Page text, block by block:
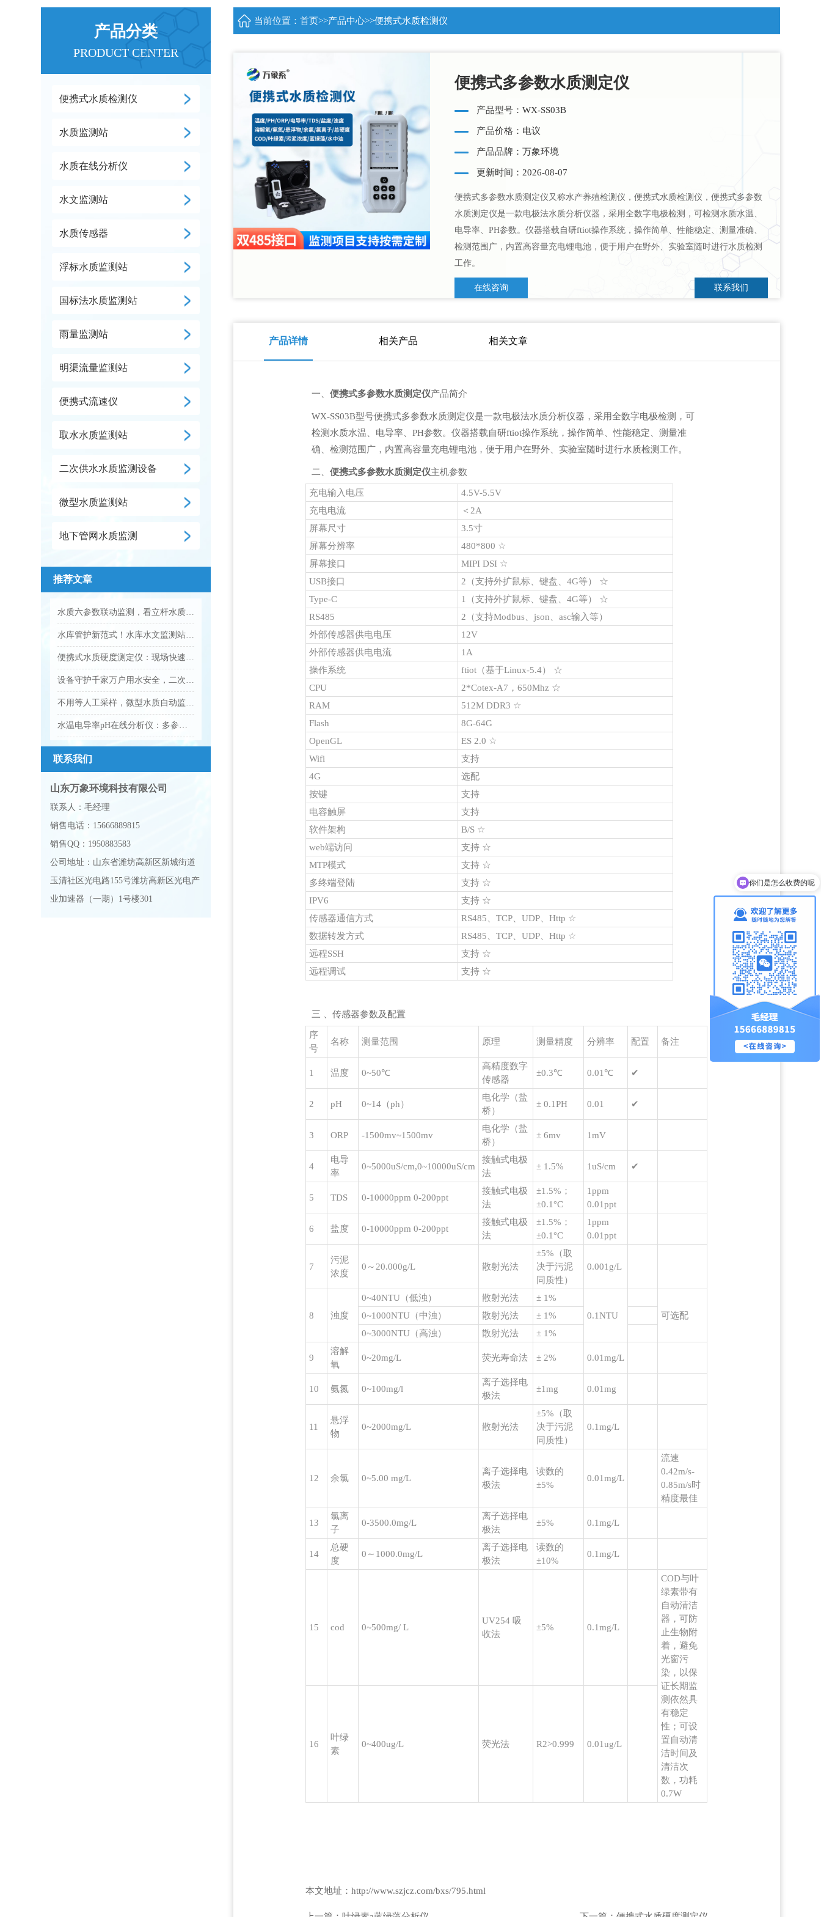
产品分类
PRODUCT CENTER
便携式水质检测仪
水质监测站
水质在线分析仪
水文监测站
水质传感器
浮标水质监测站
国标法水质监测站
雨量监测站
明渠流量监测站
便携式流速仪
取水水质监测站
二次供水水质监测设备
微型水质监测站
地下管网水质监测
推荐文章
水质六参数联动监测，看立杆水质在线监测站的实践应用
水库管护新范式！水库水文监测站解锁智慧控水新模式
便携式水质硬度测定仪：现场快速检测水质硬度专用设备
设备守护千家万户用水安全，二次供水水质监测设备让饮水更安心
不用等人工采样，微型水质自动监测站守护全域水质安全
水温电导率pH在线分析仪：多参数水质智能在线监测设备
联系我们
山东万象环境科技有限公司
联系人：毛经理
销售电话：15666889815
销售QQ：1950883583
公司地址：山东省潍坊高新区新城街道
玉清社区光电路155号潍坊高新区光电产
业加速器（一期）1号楼301
当前位置： 首页>>产品中心>>便携式水质检测仪
便携式多参数水质测定仪
产品型号：WX-SS03B
产品价格：电议
产品品牌：万象环境
更新时间：2026-08-07
便携式多参数水质测定仪又称水产养殖检测仪，便携式水质检测仪，便携式多参数
水质测定仪是一款电极法水质分析仪器，采用全数字电极检测，可检测水质水温、
电导率、PH参数。仪器搭载自研ftiot操作系统，操作简单、性能稳定、测量准确、
检测范围广，内置高容量充电锂电池，便于用户在野外、实验室随时进行水质检测
工作。
在线咨询 联系我们
产品详情 相关产品 相关文章
一、 便携式多参数水质测定仪产品简介
WX-SS03B型号便携式多参数水质测定仪是一款电极法水质分析仪器，采用全数字电极检测，可
检测水质水温、电导率、PH参数。仪器搭载自研ftiot操作系统，操作简单、性能稳定、测量准
确、检测范围广，内置高容量充电锂电池，便于用户在野外、实验室随时进行水质检测工作。
二、 便携式多参数水质测定仪主机参数
充电输入电压
4.5V-5.5V
充电电流
＜2A
屏幕尺寸
3.5寸
屏幕分辨率
480*800 ☆
屏幕接口
MIPI DSI ☆
USB接口
2（支持外扩鼠标、键盘、4G等） ☆
Type-C
1（支持外扩鼠标、键盘、4G等） ☆
RS485
2（支持Modbus、json、asc输入等）
外部传感器供电电压
12V
外部传感器供电电流
1A
操作系统
ftiot（基于Linux-5.4） ☆
CPU
2*Cotex-A7，650Mhz ☆
RAM
512M DDR3 ☆
Flash
8G-64G
OpenGL
ES 2.0 ☆
Wifi
支持
4G
选配
按键
支持
电容触屏
支持
软件架构
B/S ☆
web端访问
支持 ☆
MTP模式
支持 ☆
多终端登陆
支持 ☆
IPV6
支持 ☆
传感器通信方式
RS485、TCP、UDP、Http ☆
数据转发方式
RS485、TCP、UDP、Http ☆
远程SSH
支持 ☆
远程调试
支持 ☆
三 、传感器参数及配置
序
号
名称 测量范围 原理 测量精度 分辨率 配置 备注
1 温度 0~50℃
高精度数字
传感器
±0.3℃ 0.01℃ ✔
2 pH 0~14（ph）
电化学（盐
桥）
± 0.1PH 0.01 ✔
3 ORP -1500mv~1500mv
电化学（盐
桥）
± 6mv 1mV
4
电导
率
0~5000uS/cm,0~10000uS/cm
接触式电极
法
± 1.5% 1uS/cm ✔
5 TDS 0-10000ppm 0-200ppt
接触式电极
法
±1.5%；
±0.1°C
1ppm
0.01ppt
6 盐度 0-10000ppm 0-200ppt
接触式电极
法
±1.5%；
±0.1°C
1ppm
0.01ppt
7
污泥
浓度
0～20.000g/L 散射光法
±5%（取
决于污泥
同质性）
0.001g/L
8 浊度
0~40NTU（低浊） 散射光法
± 1%
0.1NTU
可选配
0~1000NTU（中浊） 散射光法
± 1%
0~3000NTU（高浊）
散射光法 ± 1%
9
溶解
氧
0~20mg/L 荧光寿命法 ± 2% 0.01mg/L
10 氨氮 0~100mg/l
离子选择电
极法
±1mg 0.01mg
11
悬浮
物
0~2000mg/L 散射光法
±5%（取
决于污泥
同质性）
0.1mg/L
12 余氯 0~5.00 mg/L
离子选择电
极法
读数的
±5%
0.01mg/L
流速
0.42m/s-
0.85m/s时
精度最佳
13
氯离
子
0-3500.0mg/L
离子选择电
极法
±5% 0.1mg/L
14
总硬
度
0～1000.0mg/L
离子选择电
极法
读数的
±10%
0.1mg/L
15 cod 0~500mg/ L
UV254 吸
收法
±5% 0.1mg/L
COD与叶
绿素带有
自动清洁
器，可防
止生物附
着，避免
光窗污
染，以保
证长期监
测依然具
有稳定
性；可设
置自动清
洁时间及
清洁次
数，功耗
0.7W
16
叶绿
素
0~400ug/L 荧光法 R2>0.999 0.01ug/L
本文地址：http://www.szjcz.com/bxs/795.html
你们是怎么收费的呢
现在有优惠活动吗